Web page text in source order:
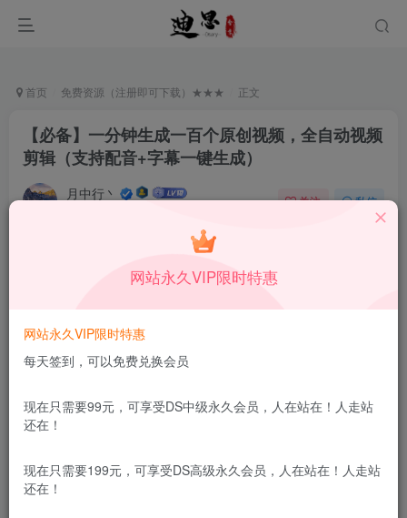
首页 免费资源（注册即可下载）★★★ 正文
【必备】一分钟生成一百个原创视频，全自动视频
剪辑（支持配音+字幕一键生成）
月中行丶 关注 私信
此内容为免费资源，请登录后查看
本站付费资源为网络虚拟产品，由于网络资源具有极快的可复制性，
于商业用途。如有侵权、不妥之处，请第一时间联系我们删
除！
网站永久VIP限时特惠
网站永久VIP限时特惠
每天签到，可以免费兑换会员
现在只需要99元，可享受DS中级永久会员，人在站在！人走站
还在！
现在只需要199元，可享受DS高级永久会员，人在站在！人走站
还在！